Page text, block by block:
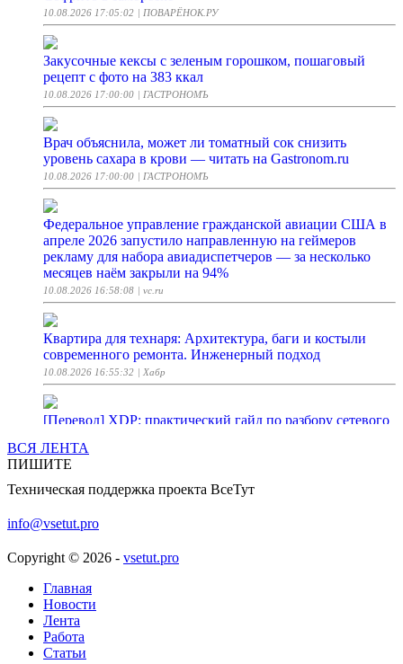
10.08.2026 17:05:02 | ПОВАРЁНОК.РУ
Закусочные кексы с зеленым горошком, пошаговый
рецепт с фото на 383 ккал
10.08.2026 17:00:00 | ГАСТРОНОМЪ
Врач объяснила, может ли томатный сок снизить
уровень сахара в крови — читать на Gastronom.ru
10.08.2026 17:00:00 | ГАСТРОНОМЪ
Федеральное управление гражданской авиации США в
апреле 2026 запустило направленную на геймеров
рекламу для набора авиадиспетчеров — за несколько
месяцев наём закрыли на 94%
10.08.2026 16:58:08 | vc.ru
Квартира для технаря: Архитектура, баги и костыли
современного ремонта. Инженерный подход
10.08.2026 16:55:32 | Хабр
[Перевод] XDP: практический гайд по разбору сетевого
10.08.2026 16:52:35
MySpace помните? Владельцы соцсети заявили
о перезапуске
Это простое упражнение спасает голливудских звезд в
менопаузу
10.08.2026 16:45:00
ВСЯ ЛЕНТА
ПИШИТЕ
Техническая поддержка проекта ВсеТут
info@vsetut.pro
Copyright © 2026 - vsetut.pro
Главная
Новости
Лента
Работа
Статьи